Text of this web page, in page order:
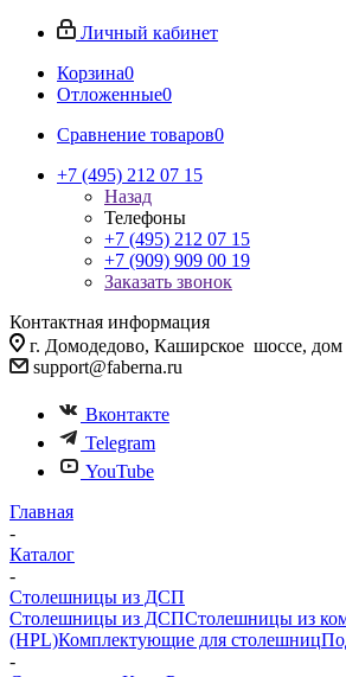
Личный кабинет
Корзина0
Отложенные0
Сравнение товаров0
+7 (495) 212 07 15
Назад
Телефоны
+7 (495) 212 07 15
+7 (909) 909 00 19
Заказать звонок
Контактная информация
г. Домодедово, Каширское шоссе, дом
support@faberna.ru
Вконтакте
Telegram
YouTube
Главная
-
Каталог
-
Столешницы из ДСП
Столешницы из ДСПСтолешницы из
(HPL)Комплектующие для столешниц
-